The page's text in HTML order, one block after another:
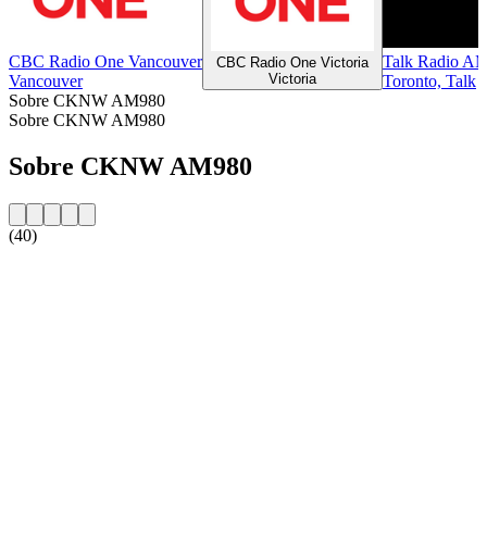
CBC Radio One Vancouver
Vancouver
CBC Radio One Victoria
Victoria
Talk Radio
Toronto, Talk
Sobre CKNW AM980
Sobre CKNW AM980
Sobre CKNW AM980
(40)